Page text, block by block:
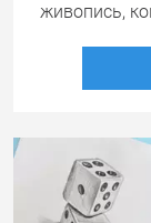
живопись,